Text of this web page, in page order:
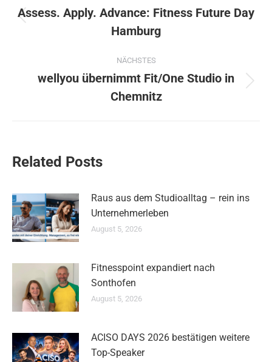
Beitrag:
Assess. Apply. Advance: Fitness Future Day
Hamburg
NÄCHSTES
Nächster
Beitrag:
wellyou übernimmt Fit/One Studio in
Chemnitz
Related Posts
Raus aus dem Studioalltag – rein ins
Unternehmerleben
August 5, 2026
Fitnesspoint expandiert nach
Sonthofen
August 5, 2026
ACISO DAYS 2026 bestätigen weitere
Top-Speaker